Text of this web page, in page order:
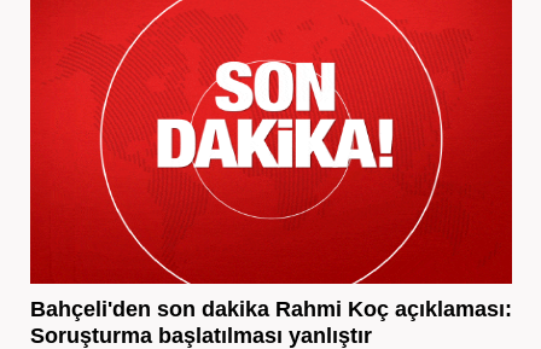
Bahçeli'den son dakika Rahmi Koç açıklaması:
Soruşturma başlatılması yanlıştır